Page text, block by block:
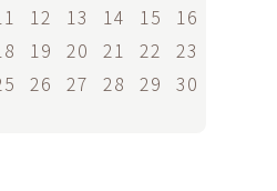
12 13 14 15
16
19 20 21 22
23
26 27 28 29
30